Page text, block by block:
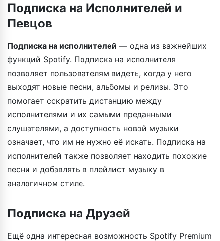
Подписка на Исполнителей и
Певцов
Подписка на исполнителей — одна из важнейших
функций Spotify. Подписка на исполнителя
позволяет пользователям видеть, когда у него
выходят новые песни, альбомы и релизы. Это
помогает сократить дистанцию между
исполнителями и их самыми преданными
слушателями, а доступность новой музыки
означает, что им не нужно её искать. Подписка на
исполнителей также позволяет находить похожие
песни и добавлять в плейлист музыку в
аналогичном стиле.
Подписка на Друзей
Ещё одна интересная возможность Spotify Premium